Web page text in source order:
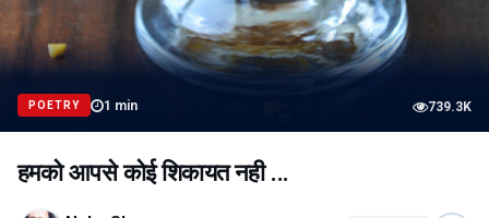
POETRY 1 min 739.3K
हमको आपसे कोई शिकायत नही ...